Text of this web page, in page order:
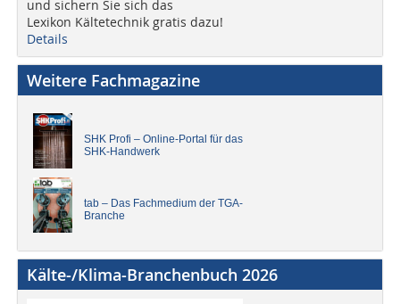
und sichern Sie sich das
Lexikon Kältetechnik gratis dazu!
Details
Weitere Fachmagazine
SHK Profi – Online-Portal für das
SHK-Handwerk
tab – Das Fachmedium der TGA-
Branche
Kälte-/Klima-Branchenbuch 2026